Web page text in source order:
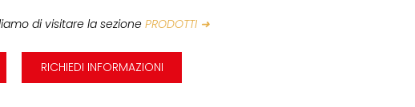
di visitare la sezione PRODOTTI ➜
RICHIEDI INFORMAZIONI